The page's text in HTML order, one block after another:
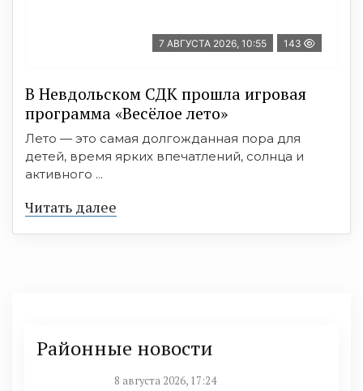
7 АВГУСТА 2026, 10:55 143
В Невдольском СДК прошла игровая
программа «Весёлое лето»
Лето — это самая долгожданная пора для
детей, время ярких впечатлений, солнца и
активного ...
Читать далее
Районные новости
8 августа 2026, 17:24